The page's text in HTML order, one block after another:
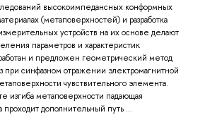
высокоимпедансных конформных
(метаповерхностей) и разработка
устройств на их основе делают
параметров и характеристик
и предложен геометрический метод
при синфазном отражении электромагнитной
чувствительного элемента.
изгиба метаповерхности падающая
проходит дополнительный путь ...